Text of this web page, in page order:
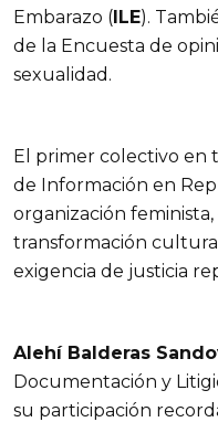
Embarazo (ILE).
de la Encuesta de
sexualidad.
El primer colectivo en
de Información en
organización
transformación
exigencia de justicia
Alehí Balderas
Documentación y
su participación